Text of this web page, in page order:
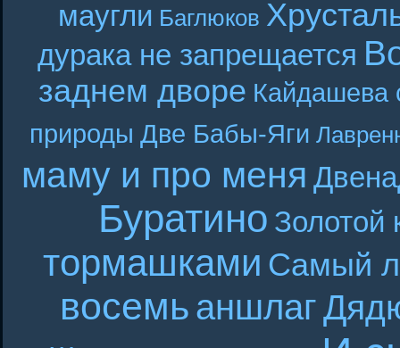
маугли Баглюков
дурака не запрещается
заднем дворе Кайдашева
природы Две Бабы-Яги
маму и про меня
Буратино Золотой
тормашками Самый
восемьаншлаг